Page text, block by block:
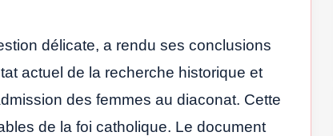
délicate, a rendu ses conclusions
actuel de la recherche historique et
des femmes au diaconat. Cette
de la foi catholique. Le document